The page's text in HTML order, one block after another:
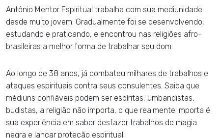
Antônio Mentor Espiritual trabalha com sua mediunidade
desde muito jovem. Gradualmente foi se desenvolvendo,
estudando e praticando, e encontrou nas religiões afro-
brasileiras a melhor forma de trabalhar seu dom.
Ao longo de 38 anos, já combateu milhares de trabalhos e
ataques espirituais contra seus consulentes. Saiba que
médiuns confiáveis podem ser espíritas, umbandistas,
budistas, a religião não importa, o que realmente importa é
sua experiência em saber desfazer trabalhos de magia
negra e lançar proteção espiritual.